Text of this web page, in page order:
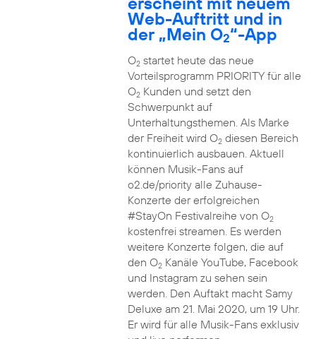
Web-Auftritt und in
der „Mein O2“-App
O2startet heute das neue
Vorteilsprogramm PRIORITY für alle
O2Kunden und setzt den
Schwerpunkt auf
Unterhaltungsthemen. Als Marke
der Freiheit wird O2diesen Bereich
kontinuierlich ausbauen. Aktuell
können Musik-Fans auf
o2.de/priority alle Zuhause-
Konzerte der erfolgreichen
#StayOn Festivalreihe von O2
kostenfrei streamen. Es werden
weitere Konzerte folgen, die auf
den O2Kanäle YouTube, Facebook
und Instagram zu sehen sein
werden. Den Auftakt macht Samy
Deluxe am 21. Mai 2020, um 19 Uhr.
Er wird für alle Musik-Fans exklusiv